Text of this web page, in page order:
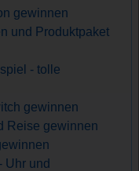
gewinnen
und Produktpaket
- tolle
gewinnen
Reise gewinnen
Uhr und